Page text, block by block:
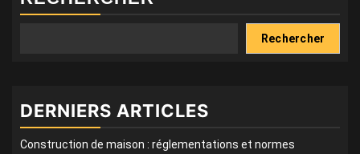
Rechercher
DERNIERS ARTICLES
Construction de maison : réglementations et normes